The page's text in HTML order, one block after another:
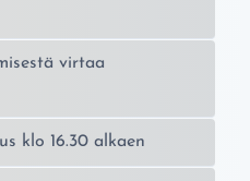
virtaa
klo 16.30 alkaen